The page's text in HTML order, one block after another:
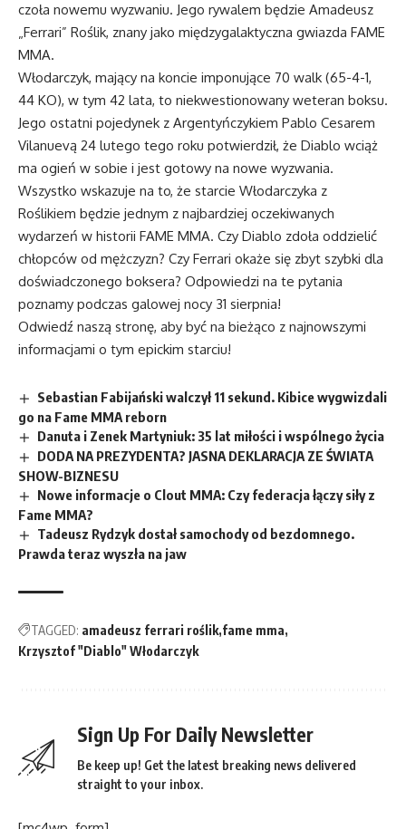
czoła nowemu wyzwaniu. Jego rywalem będzie Amadeusz
„Ferrari” Roślik, znany jako międzygalaktyczna gwiazda FAME
MMA.
Włodarczyk, mający na koncie imponujące 70 walk (65-4-1,
44 KO), w tym 42 lata, to niekwestionowany weteran boksu.
Jego ostatni pojedynek z Argentyńczykiem Pablo Cesarem
Vilanuevą 24 lutego tego roku potwierdził, że Diablo wciąż
ma ogień w sobie i jest gotowy na nowe wyzwania.
Wszystko wskazuje na to, że starcie Włodarczyka z
Roślikiem będzie jednym z najbardziej oczekiwanych
wydarzeń w historii FAME MMA. Czy Diablo zdoła oddzielić
chłopców od mężczyzn? Czy Ferrari okaże się zbyt szybki dla
doświadczonego boksera? Odpowiedzi na te pytania
poznamy podczas galowej nocy 31 sierpnia!
Odwiedź naszą stronę, aby być na bieżąco z najnowszymi
informacjami o tym epickim starciu!
Sebastian Fabijański walczył 11 sekund. Kibice wygwizdali
go na Fame MMA reborn
Danuta i Zenek Martyniuk: 35 lat miłości i wspólnego życia
DODA NA PREZYDENTA? JASNA DEKLARACJA ZE ŚWIATA
SHOW-BIZNESU
Nowe informacje o Clout MMA: Czy federacja łączy siły z
Fame MMA?
Tadeusz Rydzyk dostał samochody od bezdomnego.
Prawda teraz wyszła na jaw
TAGGED: amadeusz ferrari roślik fame mma
Krzysztof "Diablo" Włodarczyk
Sign Up For Daily Newsletter
Be keep up! Get the latest breaking news delivered
straight to your inbox.